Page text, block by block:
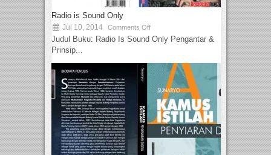
Radio is Sound Only
Jul 10, 2014 Comments Off
Judul Buku: Radio Is Sound Only Pengantar &
Prinsip...